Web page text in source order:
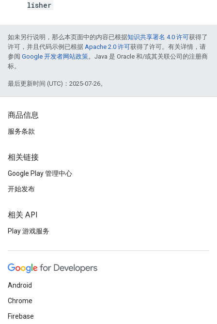
lisher
如未另行说明，那么本页面中的内容已根据知识共享署名 4.0 许可获得了
许可，并且代码示例已根据 Apache 2.0 许可获得了许可。有关详情，请
参阅 Google 开发者网站政策。Java 是 Oracle 和/或其关联公司的注册商
标。
最后更新时间 (UTC)：2025-07-26。
商品信息
服务条款
相关链接
Google Play 管理中心
开始发布
相关 API
Play 游戏服务
Android
Chrome
Firebase